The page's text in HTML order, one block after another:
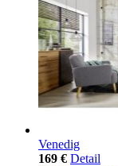
Venedig
169 € Detail